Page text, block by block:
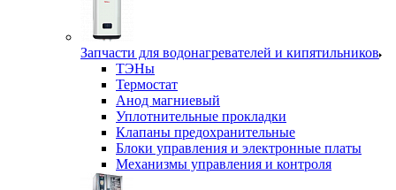
Запчасти для водонагревателей и кипятильников
ТЭНы
Термостат
Анод магниевый
Уплотнительные прокладки
Клапаны предохранительные
Блоки управления и электронные платы
Механизмы управления и контроля